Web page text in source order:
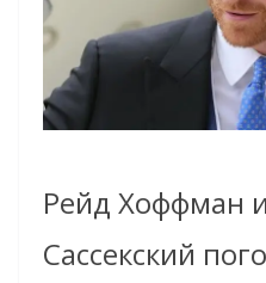
Рейд Хоффман
Сассекский